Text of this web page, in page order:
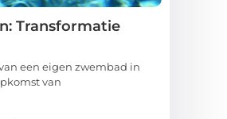
Transformatie
een eigen zwembad in
van